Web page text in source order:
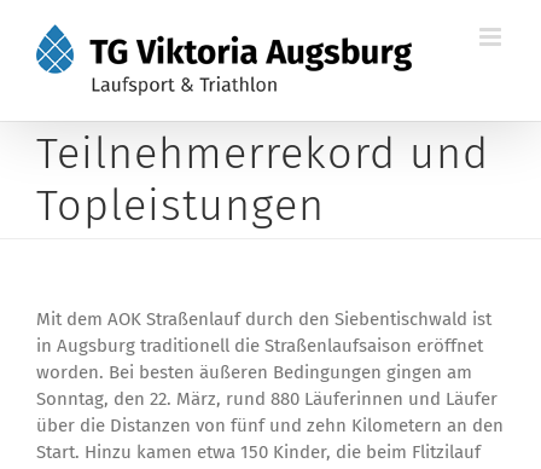
Inhalt
springen
Teilnehmerrekord und
Topleistungen
Mit dem AOK Straßenlauf durch den Siebentischwald ist
in Augsburg traditionell die Straßenlaufsaison eröffnet
worden. Bei besten äußeren Bedingungen gingen am
Sonntag, den 22. März, rund 880 Läuferinnen und Läufer
über die Distanzen von fünf und zehn Kilometern an den
Start. Hinzu kamen etwa 150 Kinder, die beim Flitzilauf